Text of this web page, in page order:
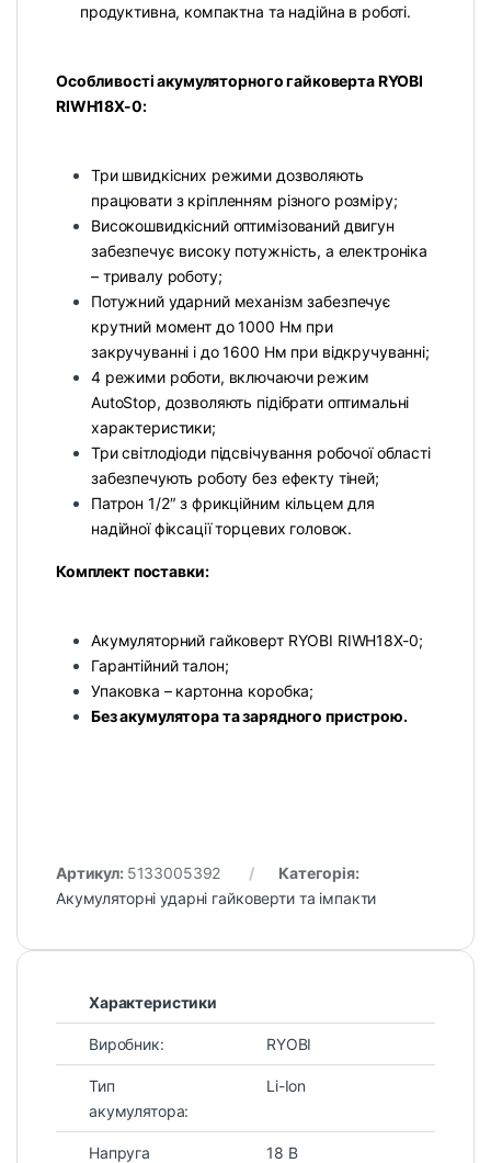
продуктивна, компактна та надійна в роботі.
Особливості акумуляторного гайковерта RYOBI
RIWH18X-0:
Три швидкісних режими дозволяють
працювати з кріпленням різного розміру;
Високошвидкісний оптимізований двигун
забезпечує високу потужність, а електроніка
– тривалу роботу;
Потужний ударний механізм забезпечує
крутний момент до 1000 Нм при
закручуванні і до 1600 Нм при відкручуванні;
4 режими роботи, включаючи режим
AutoStop, дозволяють підібрати оптимальні
характеристики;
Три світлодіоди підсвічування робочої області
забезпечують роботу без ефекту тіней;
Патрон 1/2″ з фрикційним кільцем для
надійної фіксації торцевих головок.
Комплект поставки:
Акумуляторний гайковерт RYOBI RIWH18X-0;
Гарантійний талон;
Упаковка – картонна коробка;
Без акумулятора та зарядного пристрою.
Артикул: 5133005392
Категорія:
Акумуляторні ударні гайковерти та імпакти
Характеристики
Виробник: RYOBI
Тип
акумулятора:
Li-Ion
Напруга
18 В